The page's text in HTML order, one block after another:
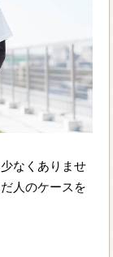
なくありませ
人のケースを